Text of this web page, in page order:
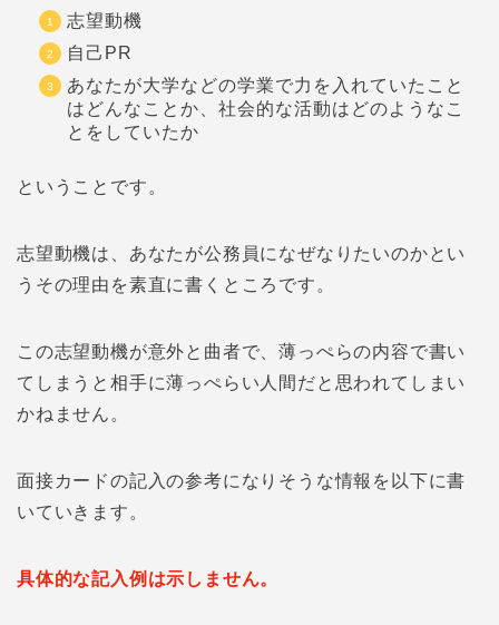
志望動機
自己PR
あなたが大学などの学業で力を入れていたこと
はどんなことか、社会的な活動はどのようなこ
とをしていたか
ということです。
志望動機は、あなたが公務員になぜなりたいのかとい
うその理由を素直に書くところです。
この志望動機が意外と曲者で、薄っぺらの内容で書い
てしまうと相手に薄っぺらい人間だと思われてしまい
かねません。
面接カードの記入の参考になりそうな情報を以下に書
いていきます。
具体的な記入例は示しません。